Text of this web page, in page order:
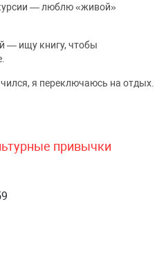
— люблю «живой»
— ищу книгу, чтобы
я переключаюсь на отдых.
привычки